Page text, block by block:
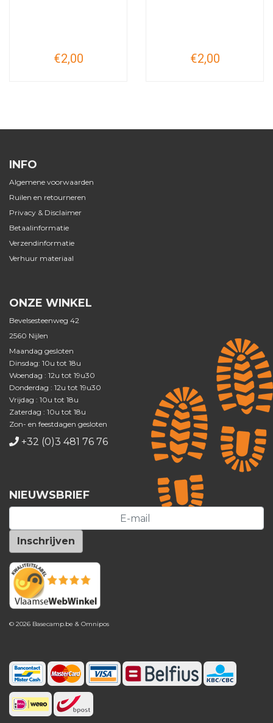
€2,00 €2,00
INFO
Algemene voorwaarden
Ruilen en retourneren
Privacy & Disclaimer
Betaalinformatie
Verzendinformatie
Verhuur materiaal
ONZE WINKEL
Bevelsesteenweg 42
2560 Nijlen
Maandag gesloten
Dinsdag: 10u tot 18u
Woendag : 12u tot 19u30
Donderdag : 12u tot 19u30
Vrijdag : 10u tot 18u
Zaterdag : 10u tot 18u
Zon- en feestdagen gesloten
+32 (0)3 481 76 76
NIEUWSBRIEF
© 2026 Basecamp.be & Omnipos